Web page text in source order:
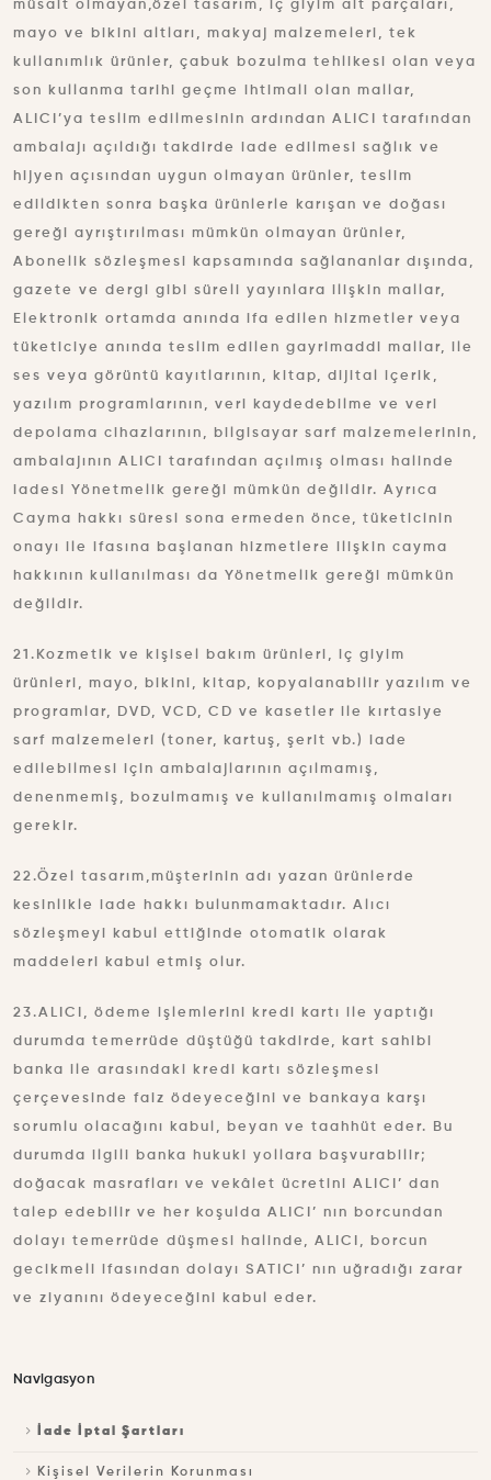
müsait olmayan,özel tasarım, iç giyim alt parçaları,
mayo ve bikini altları, makyaj malzemeleri, tek
kullanımlık ürünler, çabuk bozulma tehlikesi olan veya
son kullanma tarihi geçme ihtimali olan mallar,
ALICI’ya teslim edilmesinin ardından ALICI tarafından
ambalajı açıldığı takdirde iade edilmesi sağlık ve
hijyen açısından uygun olmayan ürünler, teslim
edildikten sonra başka ürünlerle karışan ve doğası
gereği ayrıştırılması mümkün olmayan ürünler,
Abonelik sözleşmesi kapsamında sağlananlar dışında,
gazete ve dergi gibi süreli yayınlara ilişkin mallar,
Elektronik ortamda anında ifa edilen hizmetler veya
tüketiciye anında teslim edilen gayrimaddi mallar, ile
ses veya görüntü kayıtlarının, kitap, dijital içerik,
yazılım programlarının, veri kaydedebilme ve veri
depolama cihazlarının, bilgisayar sarf malzemelerinin,
ambalajının ALICI tarafından açılmış olması halinde
iadesi Yönetmelik gereği mümkün değildir. Ayrıca
Cayma hakkı süresi sona ermeden önce, tüketicinin
onayı ile ifasına başlanan hizmetlere ilişkin cayma
hakkının kullanılması da Yönetmelik gereği mümkün
değildir.
21.Kozmetik ve kişisel bakım ürünleri, iç giyim
ürünleri, mayo, bikini, kitap, kopyalanabilir yazılım ve
programlar, DVD, VCD, CD ve kasetler ile kırtasiye
sarf malzemeleri (toner, kartuş, şerit vb.) iade
edilebilmesi için ambalajlarının açılmamış,
denenmemiş, bozulmamış ve kullanılmamış olmaları
gerekir.
22.Özel tasarım,müşterinin adı yazan ürünlerde
kesinlikle iade hakkı bulunmamaktadır. Alıcı
sözleşmeyi kabul ettiğinde otomatik olarak
maddeleri kabul etmiş olur.
23.ALICI, ödeme işlemlerini kredi kartı ile yaptığı
durumda temerrüde düştüğü takdirde, kart sahibi
banka ile arasındaki kredi kartı sözleşmesi
çerçevesinde faiz ödeyeceğini ve bankaya karşı
sorumlu olacağını kabul, beyan ve taahhüt eder. Bu
durumda ilgili banka hukuki yollara başvurabilir;
doğacak masrafları ve vekâlet ücretini ALICI’ dan
talep edebilir ve her koşulda ALICI’ nın borcundan
dolayı temerrüde düşmesi halinde, ALICI, borcun
gecikmeli ifasından dolayı SATICI’ nın uğradığı zarar
ve ziyanını ödeyeceğini kabul eder.
Navigasyon
İade İptal Şartları
Kişisel Verilerin Korunması